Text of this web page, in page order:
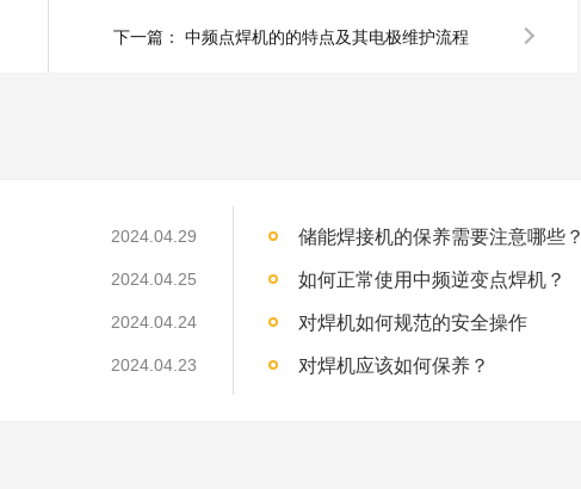
下一篇： 中频点焊机的的特点及其电极维护流程
2024.04.29
2024.04.25
2024.04.24
2024.04.23
储能焊接机的保养需要注意哪些？
如何正常使用中频逆变点焊机？
对焊机如何规范的安全操作
对焊机应该如何保养？